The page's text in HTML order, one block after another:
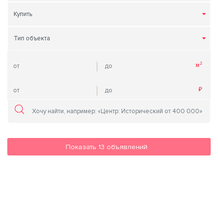
Купить
Тип объекта
Показать 13 объявлений